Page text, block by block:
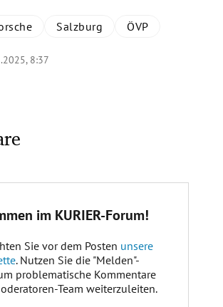
Salzburg ÖVP
8:37